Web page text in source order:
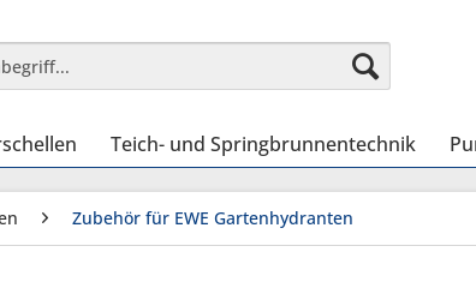
Teich- und Springbrunnentechnik
Zubehör für EWE Gartenhydranten